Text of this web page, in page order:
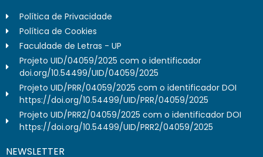
Política de Privacidade
Política de Cookies
Faculdade de Letras - UP
Projeto UID/04059/2025 com o identificador
doi.org/10.54499/UID/04059/2025
Projeto UID/PRR/04059/2025 com o identificador DOI
https://doi.org/10.54499/UID/PRR/04059/2025
Projeto UID/PRR2/04059/2025 com o identificador DOI
https://doi.org/10.54499/UID/PRR2/04059/2025
NEWSLETTER